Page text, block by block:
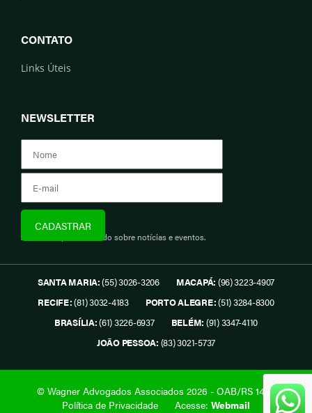
CONTATO
Links Úteis
NEWSLETTER
Assine e fique informado sobre notícias e eventos.
SANTA MARIA:(55) 3026-3206 MACAPÁ: (96) 3223-4907
RECIFE:(81) 3032-4183 PORTO ALEGRE:(51) 3284-8300
BRASÍLIA:(61) 3226-6937 BELÉM: (91) 3347-4110
JOÃO PESSOA: (83) 3021-5737
© Wagner Advogados Associados 2026 - OAB/RS 1419.
Política de Privacidade
Acesse: Webmail